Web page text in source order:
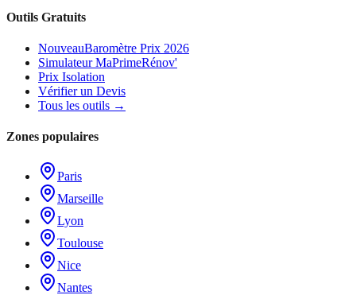
Outils Gratuits
NouveauBaromètre Prix 2026
Simulateur MaPrimeRénov'
Prix Isolation
Vérifier un Devis
Tous les outils →
Zones populaires
Paris
Marseille
Lyon
Toulouse
Nice
Nantes